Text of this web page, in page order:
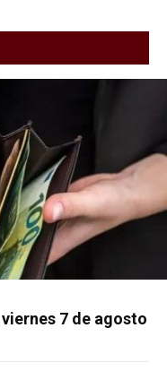
7 de agosto